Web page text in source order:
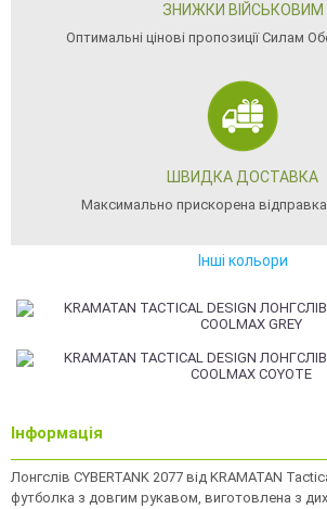
ЗНИЖКИ ВІЙСЬКОВИМ
Оптимальні цінові пропозиції Силам
ШВИДКА ДОСТАВКА
Максимально прискорена
Інші кольори
Інформація
Лонгслів CYBERTANK 2077 від KRAMATAN
футболка з довгим рукавом, виготовлена ​​з